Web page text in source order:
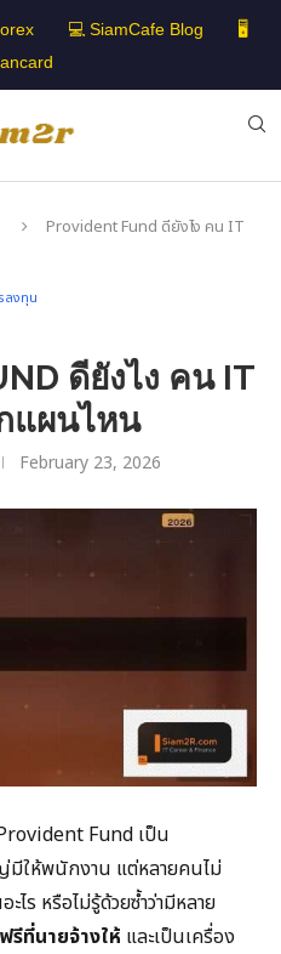
💻 SiamCafe Blog
🖥️
Provident Fund ดียังไง คน IT
ลงทุน
ดียังไง คน IT
แผนไหน
February 23, 2026
Fund เป็น
ให้พนักงาน แต่หลายคนไม่
ไร หรือไม่รู้ด้วยซ้ำว่ามีหลาย
รีที่นายจ้างให้ และเป็นเครื่อง